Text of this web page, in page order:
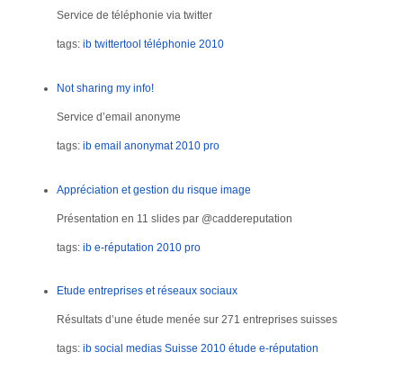
Service de téléphonie via twitter
tags: ib twittertool téléphonie 2010
Not sharing my info!
Service d’email anonyme
tags: ib email anonymat 2010 pro
Appréciation et gestion du risque image
Présentation en 11 slides par @caddereputation
tags: ib e-réputation 2010 pro
Etude entreprises et réseaux sociaux
Résultats d’une étude menée sur 271 entreprises suisses
tags: ib social medias Suisse 2010 étude e-réputation